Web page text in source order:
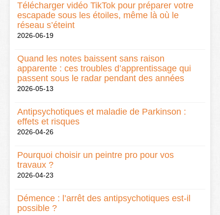
Télécharger vidéo TikTok pour préparer votre
escapade sous les étoiles, même là où le
réseau s’éteint
2026-06-19
Quand les notes baissent sans raison
apparente : ces troubles d’apprentissage qui
passent sous le radar pendant des années
2026-05-13
Antipsychotiques et maladie de Parkinson :
effets et risques
2026-04-26
Pourquoi choisir un peintre pro pour vos
travaux ?
2026-04-23
Démence : l’arrêt des antipsychotiques est-il
possible ?